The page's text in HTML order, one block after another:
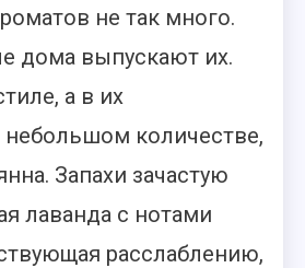
не так много.
дома выпускают их.
а в их
количестве,
Запахи зачастую
лаванда с нотами
расслаблению,